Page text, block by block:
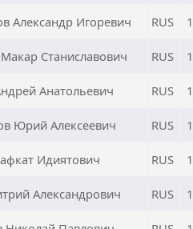
Александр Игоревич RUS
Станиславович RUS
Анатольевич RUS
Юрий Алексеевич RUS
Идиятович RUS
Александрович RUS